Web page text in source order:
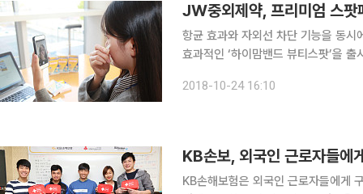
JW중외제약, 프리미엄 스팟
항균 효과와 자외선 차단 기능을 동시에 갖춘 습윤밴드
효과적인 ‘하이맘밴드 뷰티스팟’을 출시
50/PA+++의 강력한 자외선 차단 기
2018-10-24 16:10
KB손보, 외국인 근로자들에
KB손해보험은 외국인 근로자들에게 구급키트를